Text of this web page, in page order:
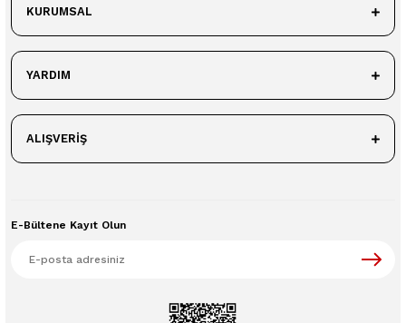
KURUMSAL
YARDIM
ALIŞVERİŞ
E-Bültene Kayıt Olun